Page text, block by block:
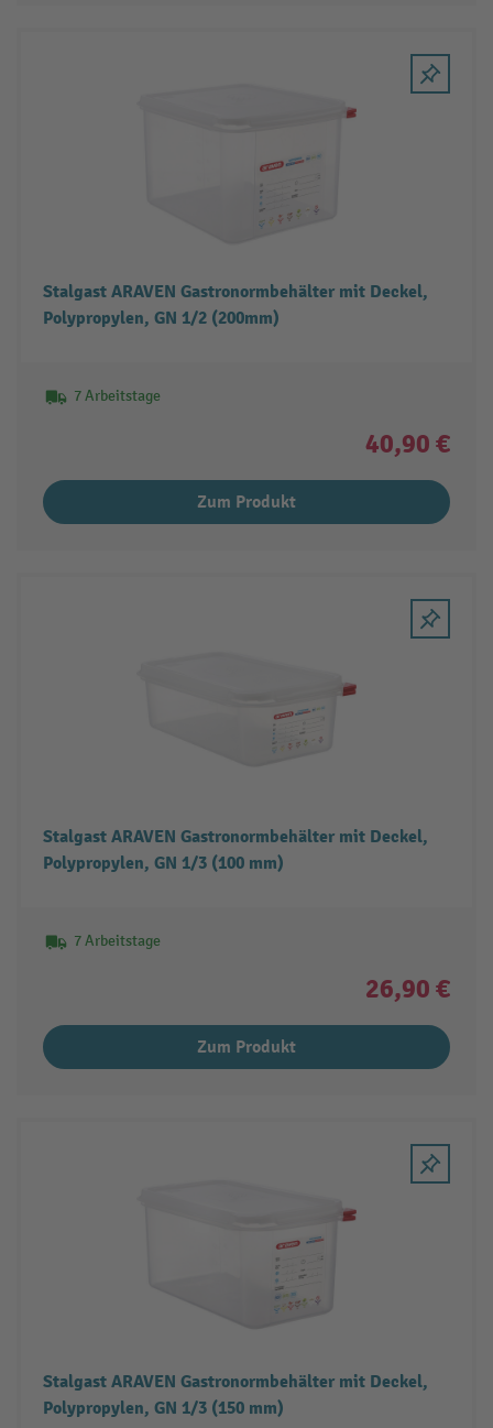
Stalgast ARAVEN Gastronormbehälter mit Deckel,
Polypropylen, GN 1/2 (200mm)
7 Arbeitstage
40,90 €
Zum Produkt
Stalgast ARAVEN Gastronormbehälter mit Deckel,
Polypropylen, GN 1/3 (100 mm)
7 Arbeitstage
26,90 €
Zum Produkt
Stalgast ARAVEN Gastronormbehälter mit Deckel,
Polypropylen, GN 1/3 (150 mm)